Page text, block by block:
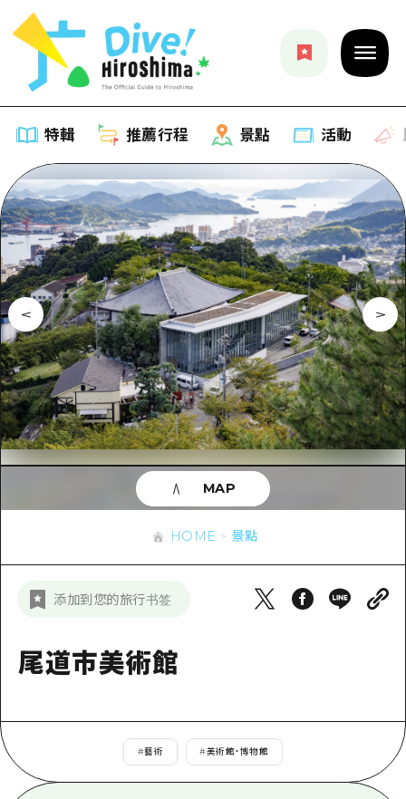
特輯 推薦行程 景點 活動
特輯
列表
推薦
藝術
活動·廟會
美食·酒水
騎自行車
購物
運動
夜晚生活
標準
治癒
自然
推薦行程
列表
Dive! Hiroshima 官方向導
廣島隨意旅行
廣島市內
安芸
答對了
宮島周邊
短途旅行
一日遊
1晚2天
景點
列表
廣島市內
安芸
答對了
美北
東山口
愛媛
活動
即時訊息
有用的信息
列表
超值遊覽門票
廣島免費 Wi-Fi
新聞
HOME 景點
添加到您的旅行书签
尾道市美術館
#藝術 #美術館・博物館
MAP